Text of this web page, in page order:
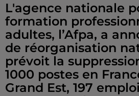
L'agence nationale
formation
adultes, l’Afpa, a
de réorganisation
prévoit la
1000 postes en
Grand Est, 197